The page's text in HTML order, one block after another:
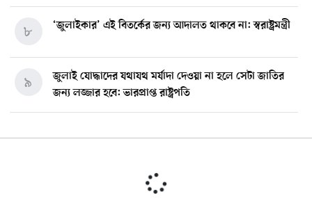
‘জুলাইকার’ এই বিতর্কের জন্য আদালত থাকবে না: স্বরাষ্ট্রমন্ত্রী
৮
জুলাই যোদ্ধাদের যথাযথ মর্যাদা দেওয়া না হলে সেটা জাতির
জন্য লজ্জার হবে: ভারপ্রাপ্ত রাষ্ট্রপতি
৯
১০
মিশিগানে দক্ষিণ সুরমা ওয়েলফেয়ার অ্যাসোসিয়েশনের